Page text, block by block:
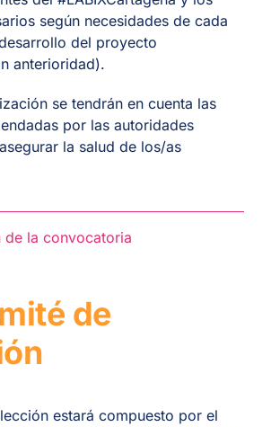
según necesidades de cada
del proyecto
anterioridad).
se tendrán en cuenta las
por las autoridades
la salud de los/as
de la convocatoria
de
estará compuesto porel